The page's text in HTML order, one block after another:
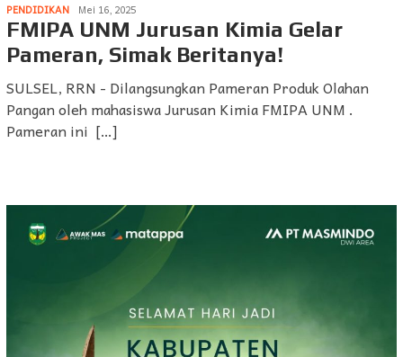
PENDIDIKAN Mei 16, 2025
FMIPA UNM Jurusan Kimia Gelar
Pameran, Simak Beritanya!
SULSEL, RRN - Dilangsungkan Pameran Produk Olahan
Pangan oleh mahasiswa Jurusan Kimia FMIPA UNM .
Pameran ini […]